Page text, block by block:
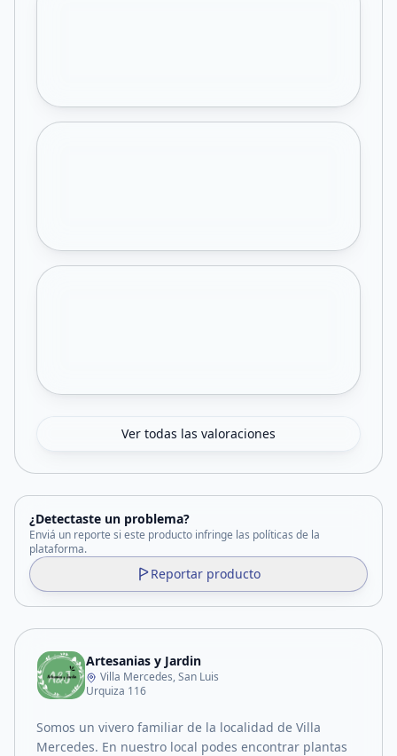
Ver todas las valoraciones
¿Detectaste un problema?
Enviá un reporte si este producto infringe las políticas de la
plataforma.
Reportar producto
Artesanias y Jardin
Villa Mercedes, San Luis
Urquiza 116
Somos un vivero familiar de la localidad de Villa
Mercedes. En nuestro local podes encontrar plantas